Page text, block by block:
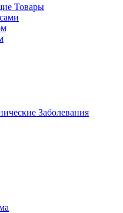
Товары
Заболевания